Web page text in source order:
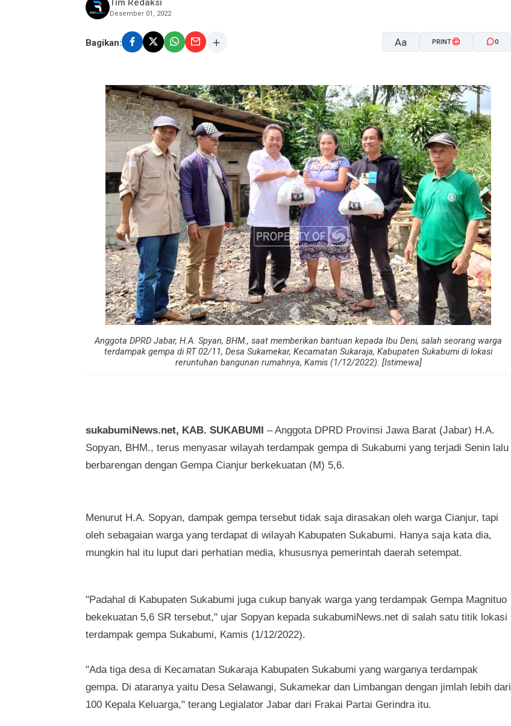
Tim Redaksi
Desember 01, 2022
Bagikan: Aa
A- A+
PRINT 0
Anggota DPRD Jabar, H.A. Spyan, BHM., saat memberikan bantuan kepada Ibu Deni, salah seorang warga
terdampak gempa di RT 02/11, Desa Sukamekar, Kecamatan Sukaraja, Kabupaten Sukabumi di lokasi
reruntuhan bangunan rumahnya, Kamis (1/12/2022). [Istimewa]
sukabumiNews.net, KAB. SUKABUMI – Anggota DPRD Provinsi Jawa Barat (Jabar) H.A.
Sopyan, BHM., terus menyasar wilayah terdampak gempa di Sukabumi yang terjadi Senin lalu
berbarengan dengan Gempa Cianjur berkekuatan (M) 5,6.
Menurut H.A. Sopyan, dampak gempa tersebut tidak saja dirasakan oleh warga Cianjur, tapi
oleh sebagaian warga yang terdapat di wilayah Kabupaten Sukabumi. Hanya saja kata dia,
mungkin hal itu luput dari perhatian media, khususnya pemerintah daerah setempat.
"Padahal di Kabupaten Sukabumi juga cukup banyak warga yang terdampak Gempa Magnituo
bekekuatan 5,6 SR tersebut," ujar Sopyan kepada sukabumiNews.net di salah satu titik lokasi
terdampak gempa Sukabumi, Kamis (1/12/2022).
"Ada tiga desa di Kecamatan Sukaraja Kabupaten Sukabumi yang warganya terdampak
gempa. Di ataranya yaitu Desa Selawangi, Sukamekar dan Limbangan dengan jimlah lebih dari
100 Kepala Keluarga," terang Legialator Jabar dari Frakai Partai Gerindra itu.